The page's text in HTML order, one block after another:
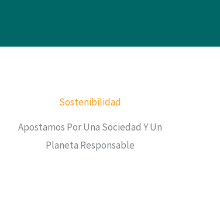
Sostenibilidad
Apostamos Por Una Sociedad Y Un
Planeta Responsable